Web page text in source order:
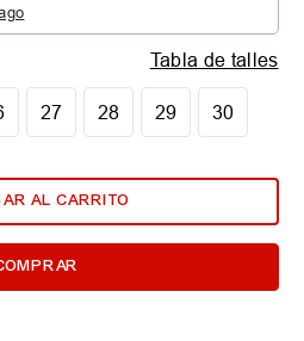
27 28 29 30
Tabla de talles
AL CARRITO